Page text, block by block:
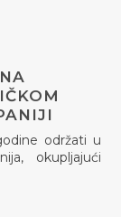
održati u
okupljajući